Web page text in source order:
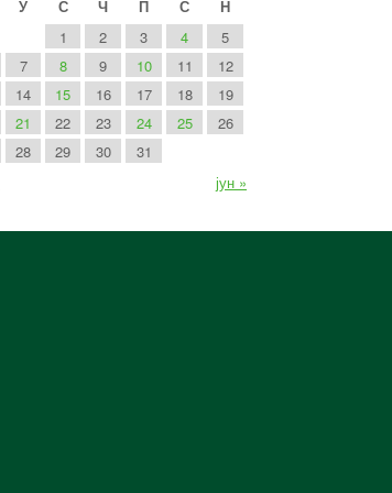
У С Ч П С
Н
1
2 3 4
5
7 8 9 10 11
12
14 15 16 17 18
19
21 22 23 24 25
26
28 29 30
31
јун »